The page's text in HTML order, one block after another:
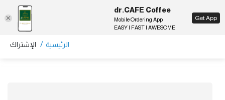
EN
الرئيسية / الإشتراك
dr.CAFE Coffee
Mobile Ordering App
EASY | FAST | AWESOME
Get App